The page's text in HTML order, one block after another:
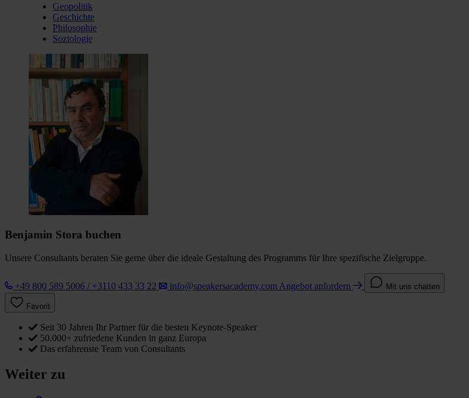
Geopolitik
Geschichte
Philosophie
Soziologie
Benjamin Stora buchen
Unsere Consultants beraten Sie gerne über die ideale Gestaltung des Programms für Ihre spezifische Zielgruppe.
+49 800 589 5006 / +3110 433 33 22 info@speakersacademy.com Angebot anfordern Mit uns chatten
Favorit
Seit 30 Jahren Ihr Partner für die besten Keynote-Speaker
50.000+ zufriedene Kunden in ganz Europa
Das erfahrenste Team von Consultants
Weiter zu